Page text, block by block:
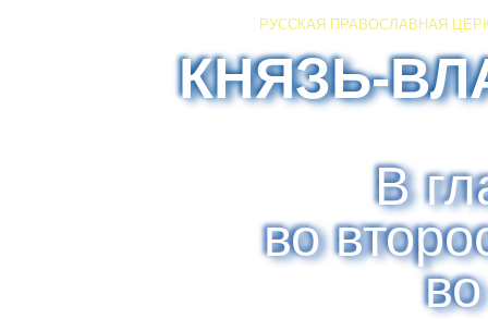
РУССКАЯ ПРАВОСЛАВНАЯ
КНЯЗЬ-
В
во